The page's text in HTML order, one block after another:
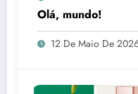
Olá, mundo!
12 De Maio De